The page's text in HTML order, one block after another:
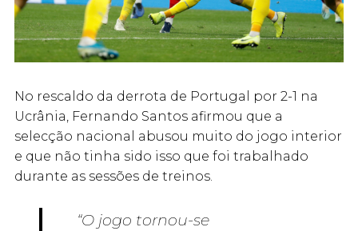
No rescaldo da derrota de Portugal por 2-1 na
Ucrânia, Fernando Santos afirmou que a
selecção nacional abusou muito do jogo interior
e que não tinha sido isso que foi trabalhado
durante as sessões de treinos.
“O jogo tornou-se